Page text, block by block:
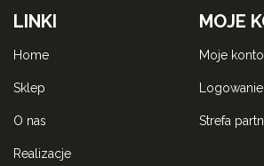
LINKI
home
sklep
o nas
realizacje
MOJE
moje konto
logowanie
strefa